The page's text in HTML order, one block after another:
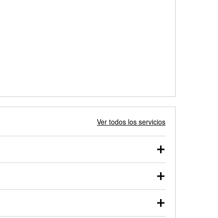
Ver todos los servicios
probarse dentro o fuera del vehículo y cargarse en
de nuestros profesionales te ayudará a encontrar
en el estacionamiento, o desmonta el